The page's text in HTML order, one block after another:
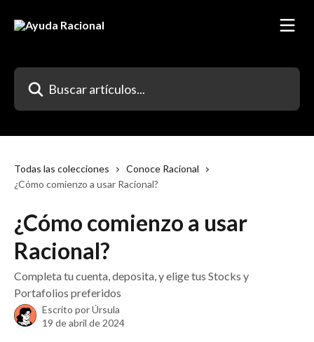
Buscar artículos...
Todas las colecciones
Conoce Racional
¿Cómo comienzo a usar Racional?
¿Cómo comienzo a usar
Racional?
Completa tu cuenta, deposita, y elige tus Stocks y
Portafolios preferidos
Escrito porÚrsula
19 de abril de 2024